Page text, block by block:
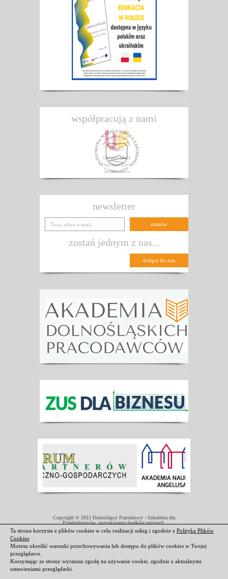
współpracują z nami
newsletter
zostań jednym z nas...
Copyright © 2013 Dolnośląscy Pracodawcy - Szkolenia dla
Przedsiębiorców, pozyskiwanie środków unijnych.
Projekt współfinansowany przez Unię Europejską w ramach Europejskiego
Funduszu Społecznego.
Ta strona korzysta z plików cookies w celu realizacji usług i zgodnie z Polityką Plików
Cookies
Możesz określić warunki przechowywania lub dostępu do plików cookies w Twojej
przeglądarce.
Korzystając ze strony wyrażasz zgodę na używanie cookie, zgodnie z aktualnymi
ustawieniami przeglądarki.